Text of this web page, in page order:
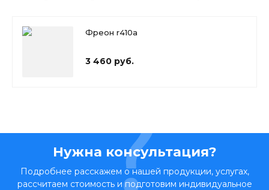
Фреон r410a
3 460 руб.
Нужна консультация?
Подробнее расскажем о нашей продукции, услугах,
рассчитаем стоимость и подготовим индивидуальное